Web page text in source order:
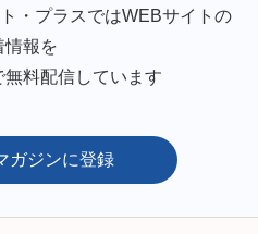
・プラスではWEBサイトの
情報を
無料配信しています
ガジンに登録